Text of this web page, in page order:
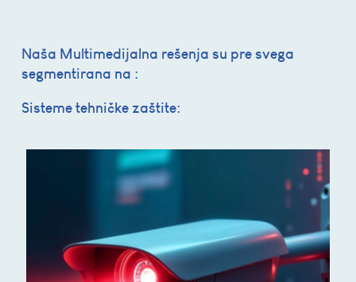
Naša Multimedijalna rešenja su pre svega
segmentirana na :
Sisteme tehničke zaštite: